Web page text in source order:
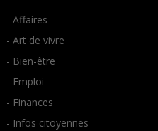
- Affaires
- Art de vivre
- Bien-être
- Emploi
- Finances
- Infos citoyennes